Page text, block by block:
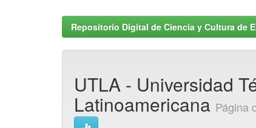
Repositorio Digital de Ciencia y Cultura de
UTLA - Universidad
Latinoamericana Página